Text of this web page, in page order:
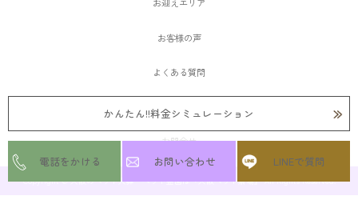
お迎えエリア
お客様の声
よくある質問
愛ペットメモリアルSHOP大阪
お問合せ
Copyright © 大阪のペット火葬・ペット霊園は『大阪ペット斎場』 All Rights Reserved.
かんたん!!料金シミュレーション
電話をかける お問い合わせ LINEで質問